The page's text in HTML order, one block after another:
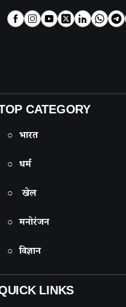
CATEGORY
○ भारत
○ धर्म
○ खेल
○ मनोरंजन
○ विज्ञान
LINKS